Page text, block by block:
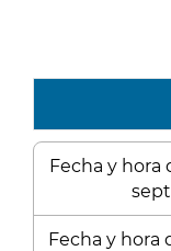
Fecha y hora
Fecha y hora